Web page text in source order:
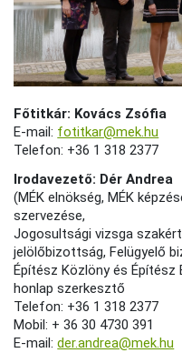
Főtitkár: Kovács Zsófia
E-mail: fotitkar@mek.hu
Telefon: +36 1 318 2377
Irodavezető: Dér Andrea
(MÉK elnökség, MÉK
szervezése,
Jogosultsági vizsga
jelölőbizottság, Felügyelő
Építész Közlöny és
honlap szerkesztő
Telefon: +36 1 318 2377
Mobil: + 36 30 4730 391
E-mail:der.andrea@mek.hu